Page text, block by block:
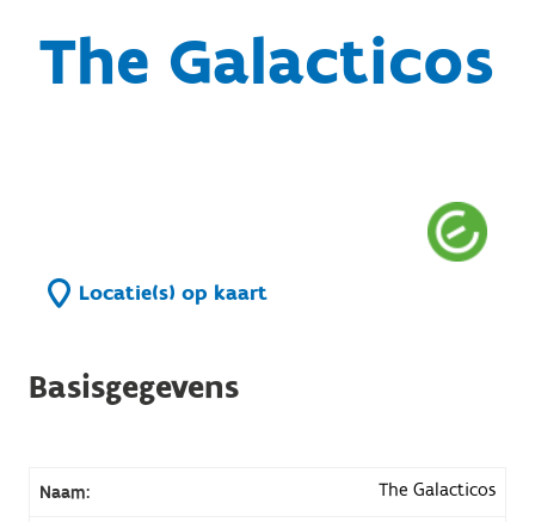
The Galacticos
Locatie(s) op kaart
Basisgegevens
Naam: The Galacticos